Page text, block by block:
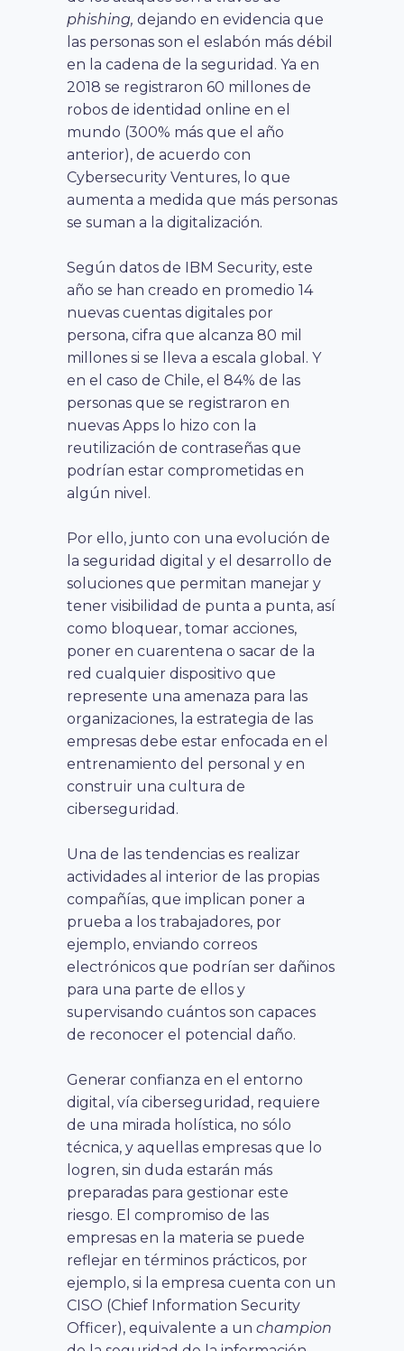
phishing, dejando en evidencia que
las personas son el eslabón más débil
en la cadena de la seguridad. Ya en
2018 se registraron 60 millones de
robos de identidad online en el
mundo (300% más que el año
anterior), de acuerdo con
Cybersecurity Ventures, lo que
aumenta a medida que más personas
se suman a la digitalización.
Según datos de IBM Security, este
año se han creado en promedio 14
nuevas cuentas digitales por
persona, cifra que alcanza 80 mil
millones si se lleva a escala global. Y
en el caso de Chile, el 84% de las
personas que se registraron en
nuevas Apps lo hizo con la
reutilización de contraseñas que
podrían estar comprometidas en
algún nivel.
Por ello, junto con una evolución de
la seguridad digital y el desarrollo de
soluciones que permitan manejar y
tener visibilidad de punta a punta, así
como bloquear, tomar acciones,
poner en cuarentena o sacar de la
red cualquier dispositivo que
represente una amenaza para las
organizaciones, la estrategia de las
empresas debe estar enfocada en el
entrenamiento del personal y en
construir una cultura de
ciberseguridad.
Una de las tendencias es realizar
actividades al interior de las propias
compañías, que implican poner a
prueba a los trabajadores, por
ejemplo, enviando correos
electrónicos que podrían ser dañinos
para una parte de ellos y
supervisando cuántos son capaces
de reconocer el potencial daño.
Generar confianza en el entorno
digital, vía ciberseguridad, requiere
de una mirada holística, no sólo
técnica, y aquellas empresas que lo
logren, sin duda estarán más
preparadas para gestionar este
riesgo. El compromiso de las
empresas en la materia se puede
reflejar en términos prácticos, por
ejemplo, si la empresa cuenta con un
CISO (Chief Information Security
Officer), equivalente a un champion